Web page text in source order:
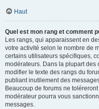
Haut
Quel est mon rang et comment
Les rangs, qui apparaissent en
votre activité selon le nombre de
certains utilisateurs spécifiques,
modérateurs. Dans la plupart des
modifier le texte des rangs du
publiant inutilement des
Beaucoup de forums ne
modérateur pourra vous
messages.